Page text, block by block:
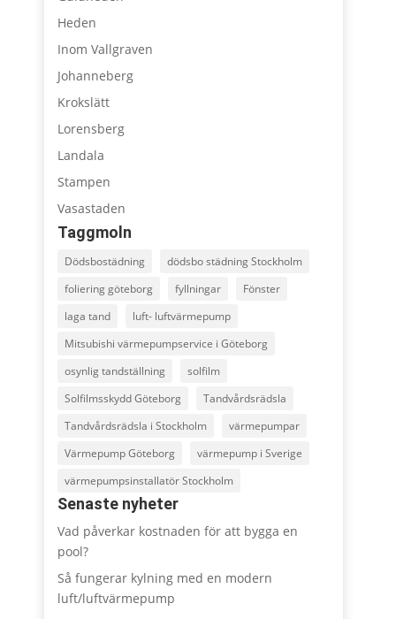
Heden
Inom Vallgraven
Johanneberg
Krokslätt
Lorensberg
Landala
Stampen
Vasastaden
Taggmoln
Dödsbostädning
dödsbo städning Stockholm
foliering göteborg
fyllningar
Fönster
laga tand
luft- luftvärmepump
Mitsubishi värmepumpservice i Göteborg
osynlig tandställning
solfilm
Solfilmsskydd Göteborg
Tandvårdsrädsla
Tandvårdsrädsla i Stockholm
värmepumpar
Värmepump Göteborg
värmepump i Sverige
värmepumpsinstallatör Stockholm
Senaste nyheter
Vad påverkar kostnaden för att bygga en
pool?
Så fungerar kylning med en modern
luft/luftvärmepump